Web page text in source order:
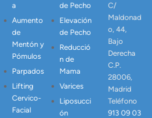
a
Aumento
de
Mentón y
Pómulos
Parpados
Lifting
Cervico-
Facial
de Pecho
Elevación
de Pecho
Reducció
n de
Mama
Varices
Liposucci
ón
C/
Maldonad
o, 44,
Bajo
Derecha
C.P.
28006,
Madrid
Teléfono
913 09 03